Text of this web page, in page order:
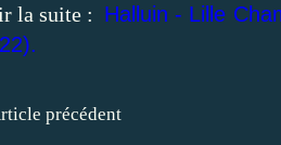
la suite : Halluin - Lille
précédent